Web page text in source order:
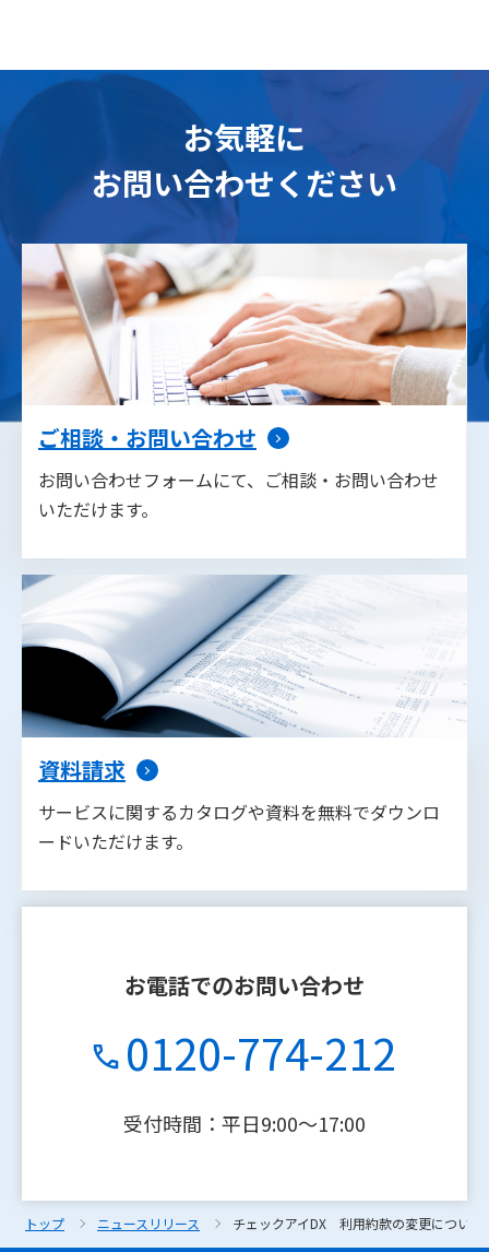
トップ ニュースリリース チェックアイDX 利用約款の変更につい
お気軽に
お問い合わせください
ご相談・お問い合わせ
お問い合わせフォームにて、ご相談・お問い合わせ
いただけます。
資料請求
サービスに関するカタログや資料を無料でダウンロ
ードいただけます。
お電話でのお問い合わせ
0120-774-212
受付時間：平日9:00〜17:00
トップ ニュースリリース チェックアイDX 利用約款の変更につい